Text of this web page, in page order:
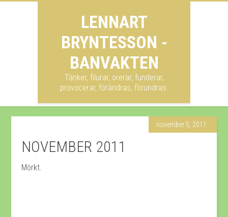
LENNART
BRYNTESSON -
BANVAKTEN
Tänker, filurar, orerar, funderar,
provocerar, förändras, förundras.
november 5, 2011
NOVEMBER 2011
Mörkt.